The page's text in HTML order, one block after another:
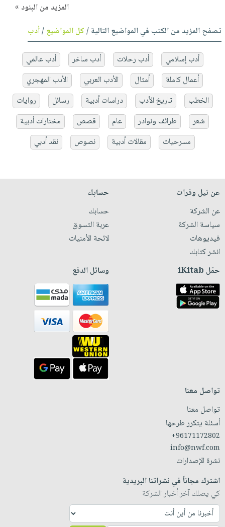
المزيد من البنود »
تصفح المزيد من الكتب في المواضيع التالية /كل المواضيع/أدب
أدب إسلامي أدب رحلات أدب ساخر
أدب عالمي
أعمال كاملة
أمثال الأدب العربي
الأدب المهجري
الخطب
تاريخ الأدب دراسات أدبية رسائل
روايات
شعر
طرائف ونوادر عام قصص
مختارات أدبية
مسرحيات
مقالات أدبية نصوص نقد أدبي
عن نيل وفرات
عن الشركة
سياسة الشركة
فيديوهات
انشر كتابك
حسابك
حسابك
عربة التسوق
لائحة الأمنيات
حمّل iKitab وسائل الدفع
تواصل معنا
تواصل معنا
أسئلة يتكرر طرحها
+96171172802
info@nwf.com
نشرة الإصدارات
اشترك مجاناً في نشراتنا البريدية
كي يصلك آخر أخبار الشركة